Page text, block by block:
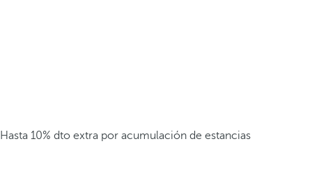
Hasta 10% dto extra por acumulación de estancias